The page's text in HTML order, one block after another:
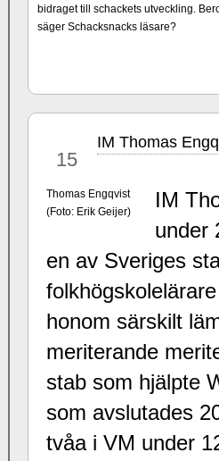
bidraget till schackets utveckling.
säger Schacksnacks läsare?
Sverigemästarklassen och övriga
Sverigemästartiteln och dessa är i
Martin Lokander, GM Tiger Hillarp
SM-gruppen är i år stark och
Elit: IM Michael Wiedenkeller, IM
Lindberg, FM Joar Östlund, FM
Östlund som är en starkt
15
IM Thomas
Thomas Engqvist
(Foto: Erik Geijer)
IM
under
en av Sveriges
honom särskilt
meriterande
stab som hjälpte
som avslutades
tvåa i VM under